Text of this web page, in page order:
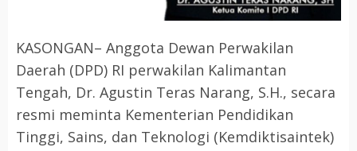
​KASONGAN– Anggota Dewan Perwakilan
Daerah (DPD) RI perwakilan Kalimantan
Tengah, Dr. Agustin Teras Narang, S.H., secara
resmi meminta Kementerian Pendidikan
Tinggi, Sains, dan Teknologi (Kemdiktisaintek)